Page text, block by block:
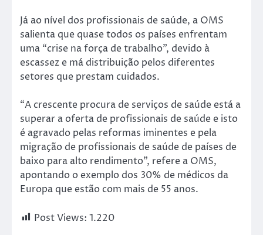
Já ao nível dos profissionais de saúde, a OMS
salienta que quase todos os países enfrentam
uma “crise na força de trabalho”, devido à
escassez e má distribuição pelos diferentes
setores que prestam cuidados.
“A crescente procura de serviços de saúde está a
superar a oferta de profissionais de saúde e isto
é agravado pelas reformas iminentes e pela
migração de profissionais de saúde de países de
baixo para alto rendimento”, refere a OMS,
apontando o exemplo dos 30% de médicos da
Europa que estão com mais de 55 anos.
Post Views: 1.220